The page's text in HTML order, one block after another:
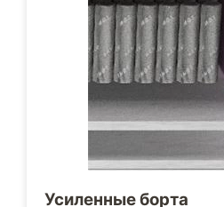
Усиленные борта